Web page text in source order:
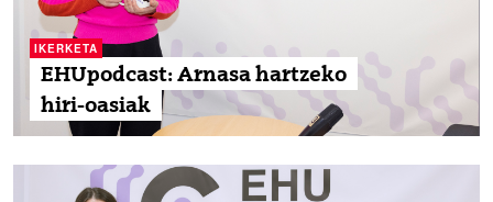
IKERKETA
EHUpodcast: Arnasa hartzeko
hiri-oasiak